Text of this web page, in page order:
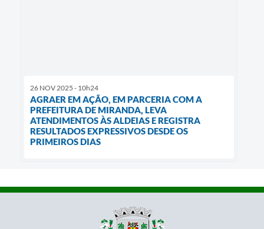
26 NOV 2025 - 10h24
AGRAER EM AÇÃO, EM PARCERIA COM A
PREFEITURA DE MIRANDA, LEVA
ATENDIMENTOS ÀS ALDEIAS E REGISTRA
RESULTADOS EXPRESSIVOS DESDE OS
PRIMEIROS DIAS